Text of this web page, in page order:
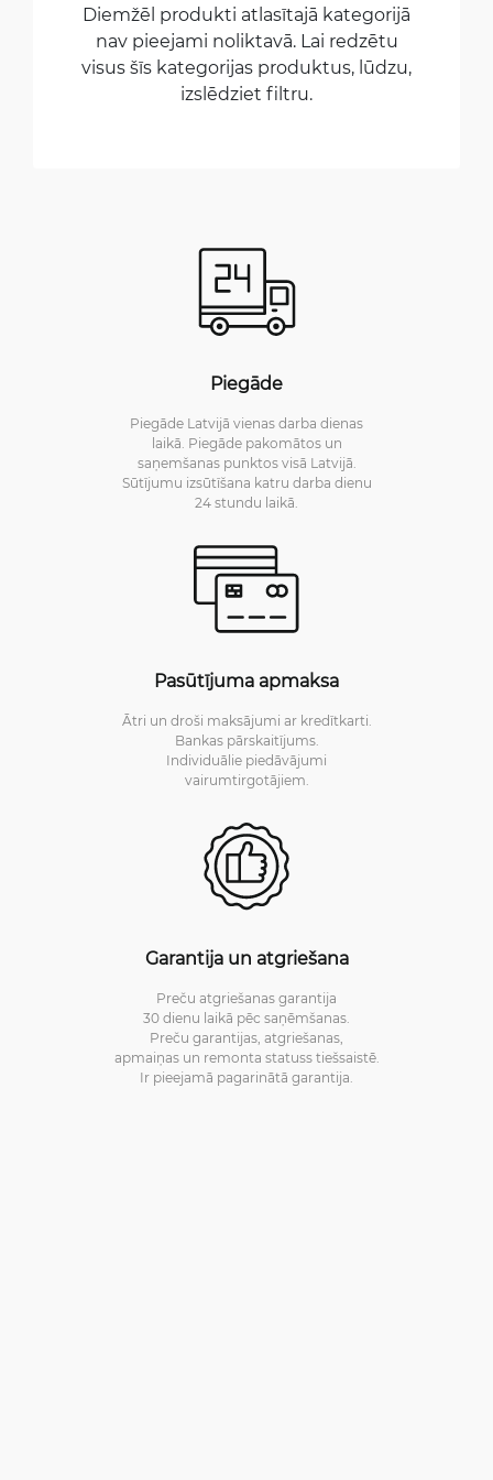
Diemžēl produkti atlasītajā kategorijā
nav pieejami noliktavā. Lai redzētu
visus šīs kategorijas produktus, lūdzu,
izslēdziet filtru.
Piegāde
Piegāde Latvijā vienas darba dienas
laikā. Piegāde pakomātos un
saņemšanas punktos visā Latvijā.
Sūtījumu izsūtīšana katru darba dienu
24 stundu laikā.
Pasūtījuma apmaksa
Ātri un droši maksājumi ar kredītkarti.
Bankas pārskaitījums.
Individuālie piedāvājumi
vairumtirgotājiem.
Garantija un atgriešana
Preču atgriešanas garantija
30 dienu laikā pēc saņēmšanas.
Preču garantijas, atgriešanas,
apmaiņas un remonta statuss tiešsaistē.
Ir pieejamā pagarinātā garantija.